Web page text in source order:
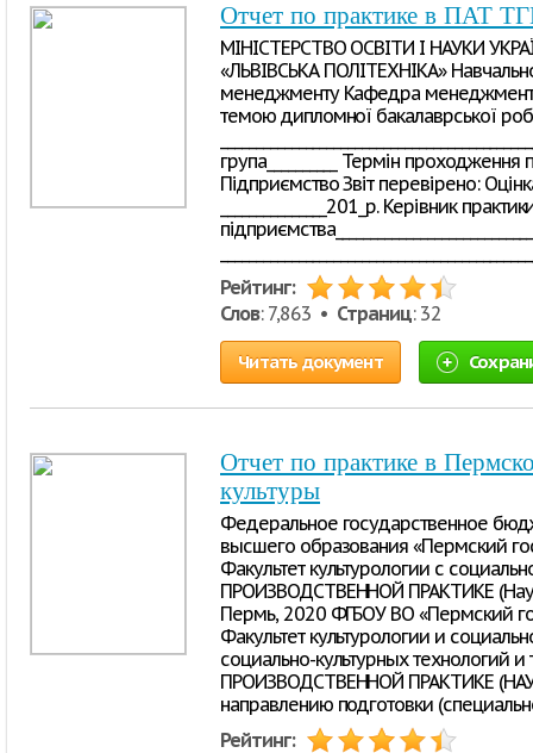
Отчет по практике в ПАТ
МІНІСТЕРСТВО ОСВІТИ І НАУКИ
«ЛЬВІВСЬКА ПОЛІТЕХНІКА»
менеджменту Кафедра
темою дипломної бакалаврської
група__________ Термін проходження
Підприємство Звіт перевірено: Оцінка
_______________201_р. Керівник
Рейтинг:
Слов: 7,863 • Страниц: 32
Читать документ
Отчет по практике в
культуры
Федеральное государственное
высшего образования «Пермский
Факультет культурологии с
ПРОИЗВОДСТВЕННОЙ ПРАКТИКЕ
Пермь, 2020 ФГБОУ ВО «Пермский
Факультет культурологии и
социально-культурных технологий
ПРОИЗВОДСТВЕННОЙ ПРАКТИКЕ
направлению подготовки
Рейтинг: